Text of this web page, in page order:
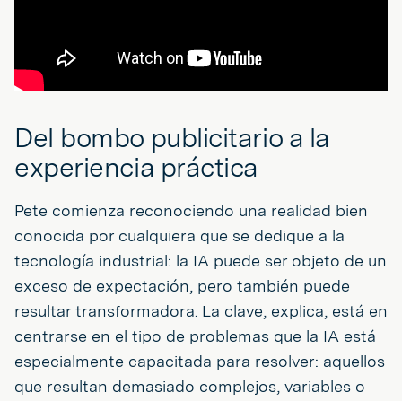
Del bombo publicitario a la
experiencia práctica
Pete comienza reconociendo una realidad bien
conocida por cualquiera que se dedique a la
tecnología industrial: la IA puede ser objeto de un
exceso de expectación, pero también puede
resultar transformadora. La clave, explica, está en
centrarse en el tipo de problemas que la IA está
especialmente capacitada para resolver: aquellos
que resultan demasiado complejos, variables o